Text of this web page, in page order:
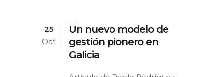
25
Oct
Un nuevo modelo de
gestión pionero en
Galicia